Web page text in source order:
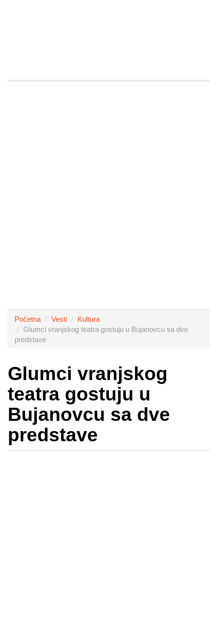
Početna Vesti
Kultura
Glumci vranjskog teatra gostuju u Bujanovcu sa dve
predstave
Glumci vranjskog
teatra gostuju u
Bujanovcu sa dve
predstave